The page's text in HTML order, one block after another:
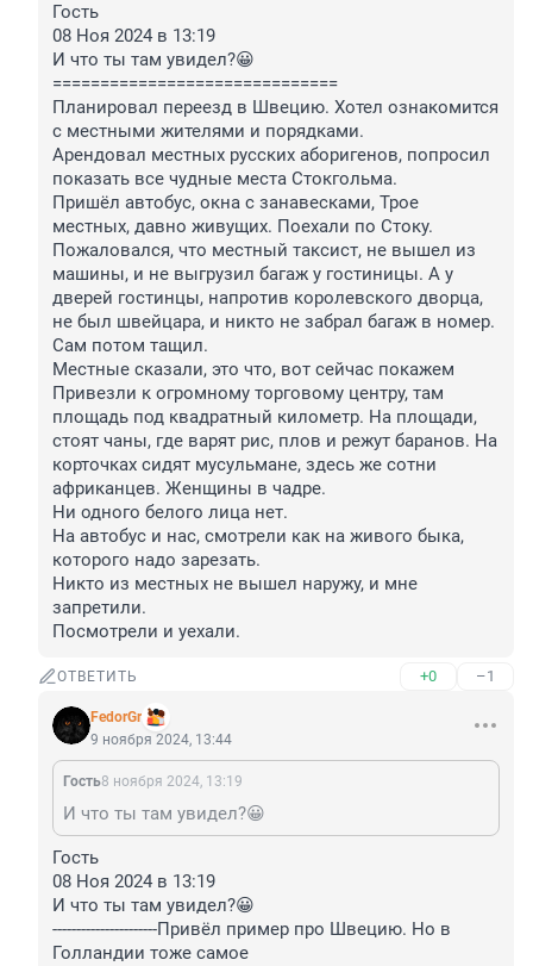
Гость
08 Ноя 2024 в 13:19
И что ты там увидел?😀
==============================
Планировал переезд в Швецию. Хотел ознакомится
с местными жителями и порядками.
Арендовал местных русских аборигенов, попросил
показать все чудные места Стокгольма.
Пришёл автобус, окна с занавесками, Трое
местных, давно живущих. Поехали по Стоку.
Пожаловался, что местный таксист, не вышел из
машины, и не выгрузил багаж у гостиницы. А у
дверей гостинцы, напротив королевского дворца,
не был швейцара, и никто не забрал багаж в номер.
Сам потом тащил.
Местные сказали, это что, вот сейчас покажем
Привезли к огромному торговому центру, там
площадь под квадратный километр. На площади,
стоят чаны, где варят рис, плов и режут баранов. На
корточках сидят мусульмане, здесь же сотни
африканцев. Женщины в чадре.
Ни одного белого лица нет.
На автобус и нас, смотрели как на живого быка,
которого надо зарезать.
Никто из местных не вышел наружу, и мне
запретили.
Посмотрели и уехали.
ОТВЕТИТЬ +0 –1
FedorGr
9 ноября 2024, 13:44
Гость8 ноября 2024, 13:19
И что ты там увидел?😀
Гость
08 Ноя 2024 в 13:19
И что ты там увидел?😀
----------------------Привёл пример про Швецию. Но в
Голландии тоже самое